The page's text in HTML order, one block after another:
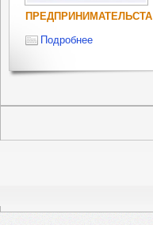
ПРЕДПРИНИМАТЕЛЬСТА
Подробнее